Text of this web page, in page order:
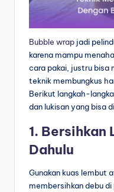
Bubble wrap jadi
karena mampu
cara pakai, justru bisa
teknik membungkus
Berikut langkah-
dan lukisan yang bisa
1. Bersihkan
Dahulu
Gunakan kuas lembut
membersihkan debu di